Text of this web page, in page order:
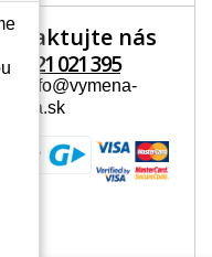
modelu
na spodnej
alebo pod
na
V prípade,
dohľadáte
z
na štítku pri
nás
221 021 395
info@vymena-